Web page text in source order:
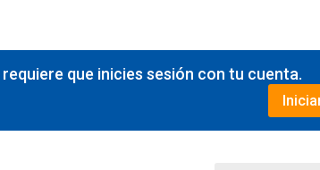
que inicies sesión con tu cuenta.